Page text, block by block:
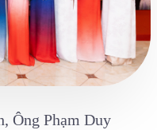
Ông Phạm Duy